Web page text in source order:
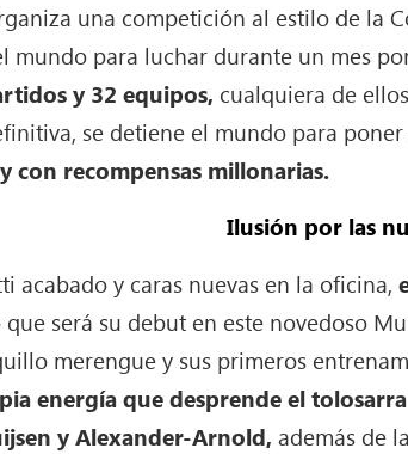
una competición al estilo de la
mundo para luchar durante un mes
y 32 equipos, cualquiera de
se detiene el mundo para
con recompensas millonarias.
Ilusión por las
acabado y caras nuevas en la oficina,
que será su debut en este novedoso
merengue y sus primeros
energía que desprende el tolosarra
y Alexander-Arnold,además de